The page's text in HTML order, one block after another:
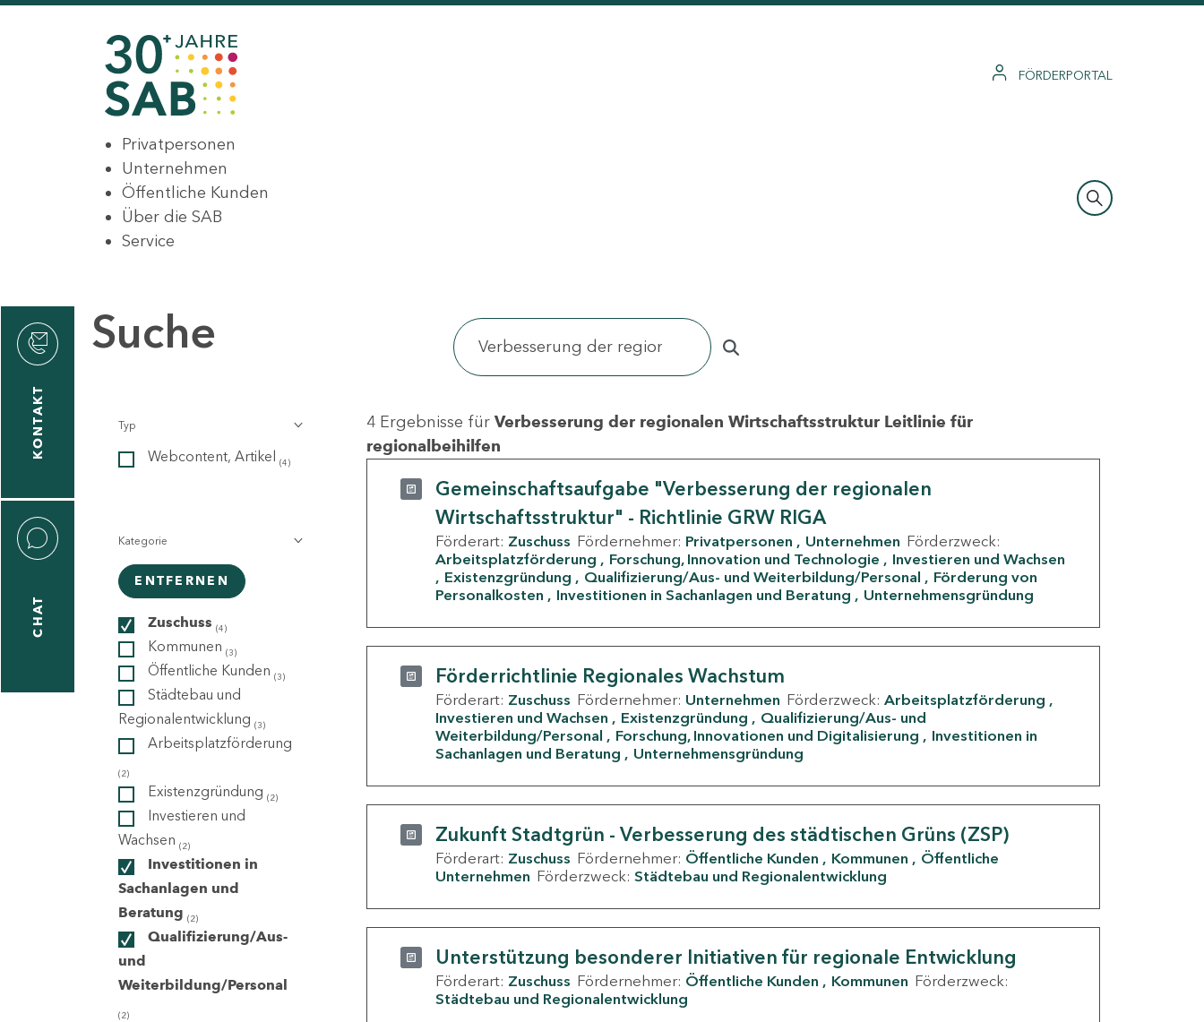
FÖRDERPORTAL
Privatpersonen
Unternehmen
Öffentliche Kunden
Über die SAB
Service
KONTAKT
CHAT
Suche
Typ
Webcontent, Artikel (4)
Kategorie
ENTFERNEN
Zuschuss (4)
Kommunen (3)
Öffentliche Kunden (3)
Städtebau und
Regionalentwicklung (3)
Arbeitsplatzförderung
(2)
Existenzgründung (2)
Investieren und
Wachsen (2)
Investitionen in
Sachanlagen und
Beratung (2)
Qualifizierung/Aus-
und
Weiterbildung/Personal
(2)
4 Ergebnisse für Verbesserung der regionalen Wirtschaftsstruktur Leitlinie für
regionalbeihilfen
Gemeinschaftsaufgabe "Verbesserung der regionalen
Wirtschaftsstruktur" - Richtlinie GRW RIGA
Förderart: Zuschuss Fördernehmer: Privatpersonen Unternehmen Förderzweck:
Arbeitsplatzförderung
Forschung, Innovation und Technologie
Investieren und Wachsen
Existenzgründung
Qualifizierung/Aus- und Weiterbildung/Personal
Förderung von
Personalkosten
Investitionen in Sachanlagen und Beratung Unternehmensgründung
Förderrichtlinie Regionales Wachstum
Förderart: Zuschuss Fördernehmer: Unternehmen Förderzweck: Arbeitsplatzförderung
Investieren und Wachsen
Existenzgründung
Qualifizierung/Aus- und
Weiterbildung/Personal
Forschung, Innovationen und Digitalisierung
Investitionen in
Sachanlagen und Beratung
Unternehmensgründung
Zukunft Stadtgrün - Verbesserung des städtischen Grüns (ZSP)
Förderart: Zuschuss Fördernehmer: Öffentliche Kunden Kommunen
Öffentliche
Unternehmen Förderzweck: Städtebau und Regionalentwicklung
Unterstützung besonderer Initiativen für regionale Entwicklung
Förderart: Zuschuss Fördernehmer: Öffentliche Kunden Kommunen Förderzweck:
Städtebau und Regionalentwicklung